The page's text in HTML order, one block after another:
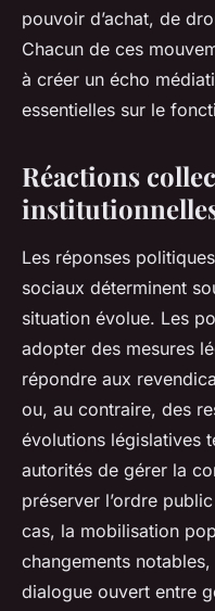
pouvoir d’achat, de
Chacun de ces
à créer un écho
essentielles sur le
Réactions
Les réponses
sociaux déterminent
situation évolue. Les
adopter des mesures
répondre aux
ou, au contraire, des
évolutions législatives
autorités de gérer la
préserver l’ordre
cas, la mobilisation
changements notables,
dialogue ouvert entre